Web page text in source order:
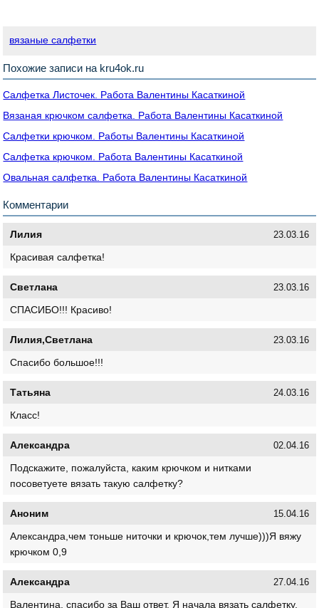
вязаные салфетки
Похожие записи на kru4ok.ru
Салфетка Листочек. Работа Валентины Касаткиной
Вязаная крючком салфетка. Работа Валентины Касаткиной
Салфетки крючком. Работы Валентины Касаткиной
Салфетка крючком. Работа Валентины Касаткиной
Овальная салфетка. Работа Валентины Касаткиной
Комментарии
Лилия 23.03.16
Красивая салфетка!
Светлана 23.03.16
СПАСИБО!!! Красиво!
Лилия,Светлана 23.03.16
Спасибо большое!!!
Татьяна 24.03.16
Класс!
Александра 02.04.16
Подскажите, пожалуйста, каким крючком и нитками
посоветуете вязать такую салфетку?
Аноним 15.04.16
Александра,чем тоньше ниточки и крючок,тем лучше)))Я вяжу
крючком 0,9
Александра 27.04.16
Валентина, спасибо за Ваш ответ. Я начала вязать салфетку,